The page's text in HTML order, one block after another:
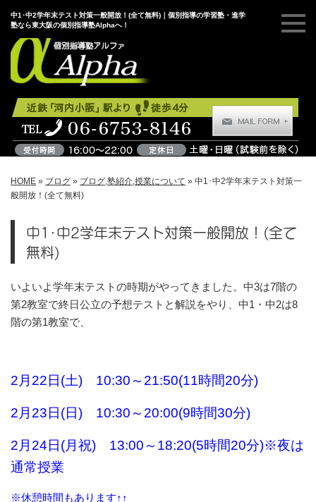
中1･中2学年末テスト対策一般開放！(全て無料)｜個別指導の学習塾・進学
塾なら東大阪の個別指導塾Alphaへ！
HOME » ブログ » ブログ 塾紹介 授業について » 中1･中2学年末テスト対策一
般開放！(全て無料)
中1･中2学年末テスト対策一般開放！(全て
無料)
いよいよ学年末テストの時期がやってきました。中3は7階の
第2教室で終日公立の予想テストと解説をやり、中1・中2は8
階の第1教室で、
2月22日(土) 10:30～21:50(11時間20分)
2月23日(日) 10:30～20:00(9時間30分)
2月24日(月祝) 13:00～18:20(5時間20分)※夜は
通常授業
※休憩時間もあります↑↑